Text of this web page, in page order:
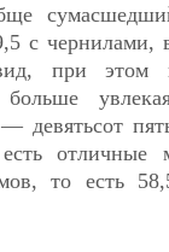
с чернилами,
при этом
девятьсот
отличные
то есть